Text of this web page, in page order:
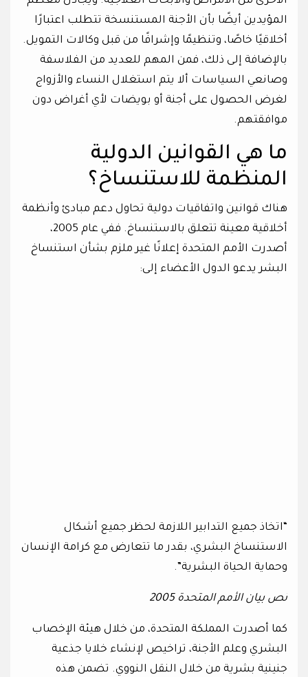
المؤيدين أيضًا بأن الأجنة المستنسخة تتطلب اعتبارًا
أخلاقيًا خاصًا، وتنظيمًا وإشرافًا من قبل وكالات التمويل.
بالإضافة إلى ذلك، فمن المهم للعديد من الفلاسفة
وصانعي السياسات ألا يتم استغلال النساء والأزواج
لغرض الحصول على أجنة أو بويضات لأي أغراض دون
موافقتهم.
ما هي القوانين الدولية
المنظمة للاستنساخ؟
هناك قوانين واتفاقيات دولية تحاول دعم مبادئ وأنظمة
أخلاقية معينة تتعلق بالاستنساخ. ففي عام 2005،
أصدرت الأمم المتحدة إعلانًا غير ملزم بشأن استنساخ
البشر يدعو الدول الأعضاء إلى:
“اتخاذ جميع التدابير اللازمة لحظر جميع أشكال
الاستنساخ البشري، بقدر ما تتعارض مع كرامة الإنسان
وحماية الحياة البشرية”.
نص بيان الأمم المتحدة 2005
كما أصدرت المملكة المتحدة، من خلال هيئة الإخصاب
البشري وعلم الأجنة، تراخيص لإنشاء خلايا جذعية
جنينية بشرية من خلال النقل النووي. تضمن هذه